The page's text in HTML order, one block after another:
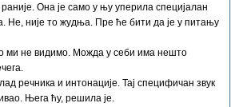
Она је само у њу уперила специјалан
Не, није то жудња. Пре ће бити да је у питању
ми не видимо. Можда у себи има нешто
речника и интонације. Тај специфичан звук
Њега ћу, решила је.